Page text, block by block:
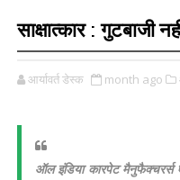
साक्षात्कार : गुटबाजी
आर्यावर्त डेस्क month ago
ऑल इंडिया कारपेट मैनुफैक्चरर्स